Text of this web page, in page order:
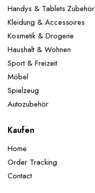
Handys & Tablets Zubehör
Kleidung & Accessoires
Kosmetik & Drogerie
Haushalt & Wohnen
Sport & Freizeit
Möbel
Spielzeug
Autozubehör
Kaufen
Home
Order Tracking
Contact